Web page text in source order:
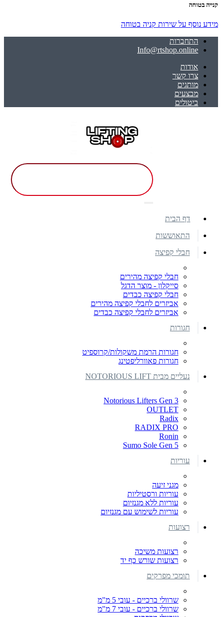
קנייה בטוחה
מידע נוסף על שירות קניה בטוחה
התחברות
Info@rtshop.online
אודות
צרו קשר
מותגים
מבצעים
ביטולים
דף הבית
התאוששות
חבלי קפיצה
חבלי קפיצה מהירים
סייקלון - מוצר הדגל
חבלי קפיצה כבדים
אביזרים לחבלי קפיצה מהירים
אביזרים לחבלי קפיצה כבדים
חגורות
חגורות הרמת משקולות/קרוספיט
חגורות פאוורליפטינג
נעליים מבית NOTORIOUS LIFT
Notorious Lifters Gen 3
OUTLET
Radix
RADIX PRO
Ronin
Sumo Sole Gen 5
עוריות
מגני זיעה
עוריות ורסטיליות
עוריות ללא מגנזיום
עוריות לשימוש עם מגנזיום
רצועות
רצועות משיכה
רצועות שורש כף יד
תומכי מפרקים
שרוולי ברכיים - עובי 5 מ"מ
שרוולי ברכיים - עובי 7 מ"מ